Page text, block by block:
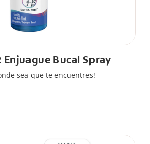
Enjuague Bucal Spray
sea que te encuentres!